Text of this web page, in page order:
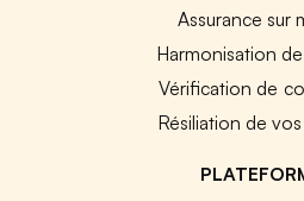
Assurance sur
Harmonisation
Vérification de
Résiliation de